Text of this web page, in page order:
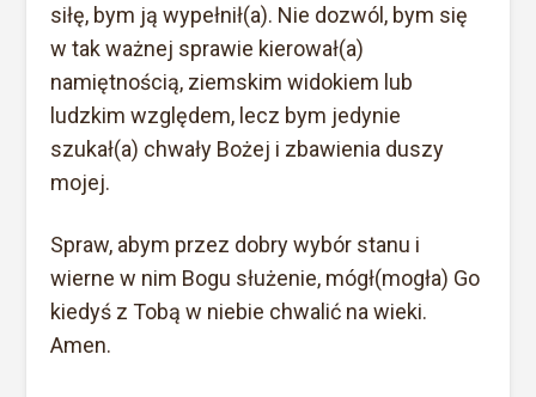
siłę, bym ją wypełnił(a). Nie dozwól, bym się
w tak ważnej sprawie kierował(a)
namiętnością, ziemskim widokiem lub
ludzkim względem, lecz bym jedynie
szukał(a) chwały Bożej i zbawienia duszy
mojej.
Spraw, abym przez dobry wybór stanu i
wierne w nim Bogu służenie, mógł(mogła) Go
kiedyś z Tobą w niebie chwalić na wieki.
Amen.